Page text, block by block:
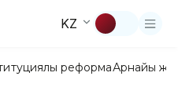
KZ
реформаАрнайы